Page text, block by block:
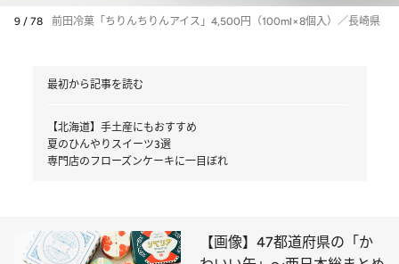
9 / 78 前田冷菓「ちりんちりんアイス」4,500円（100ml×8個入）／長崎県
最初から記事を読む
【北海道】手土産にもおすすめ
夏のひんやりスイーツ3選
専門店のフローズンケーキに一目ぼれ
【画像】47都道府県の「か